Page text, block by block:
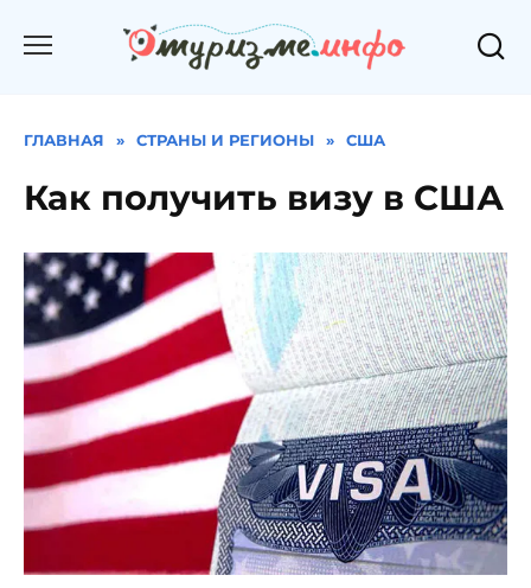
ГЛАВНАЯ » СТРАНЫ И РЕГИОНЫ » США
Как получить визу в США